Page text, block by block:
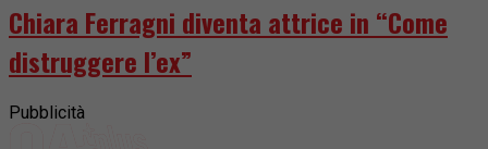
Chiara Ferragni diventa attrice in “Come
distruggere l’ex”
Pubblicità